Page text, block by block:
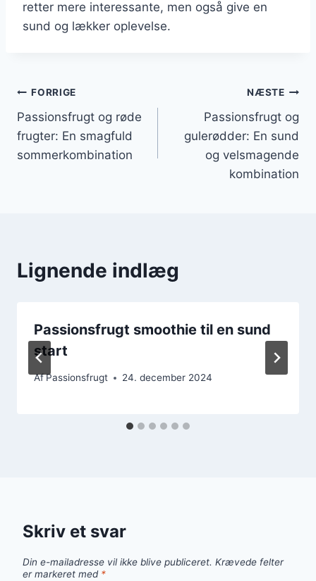
retter mere interessante, men også give en
sund og lækker oplevelse.
Indlægsnavigation
FORRIGE
Passionsfrugt og røde
frugter: En smagfuld
sommerkombination
NÆSTE
Passionsfrugt og
gulerødder: En sund
og velsmagende
kombination
Lignende indlæg
Passionsfrugt smoothie til en sund
start
AfPassionsfrugt 24. december 2024
Skriv et svar
Din e-mailadresse vil ikke blive publiceret. Krævede felter
er markeret med *